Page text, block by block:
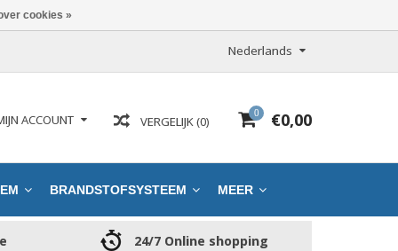
Nederlands
0 €0,00
VERGELIJK (0)
ACCOUNT
BRANDSTOFSYSTEEM MEER
24/7 Online shopping
cookies »